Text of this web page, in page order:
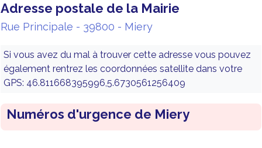
Adresse postale de la Mairie
Rue Principale - 39800 - Miery
Si vous avez du mal à trouver cette adresse vous pouvez
également rentrez les coordonnées satellite dans votre
GPS: 46.811668395996,5.6730561256409
Numéros d'urgence de Miery